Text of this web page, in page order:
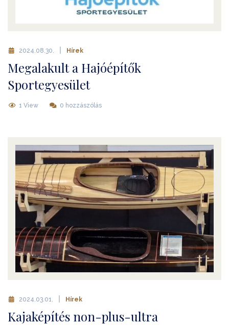
2024.08.30. Hírek
Megalakult a Hajóépítők
Sportegyesület
1 View 0 hozzászólás
2024.03.01. Hírek
Kajaképítés non-plus-ultra